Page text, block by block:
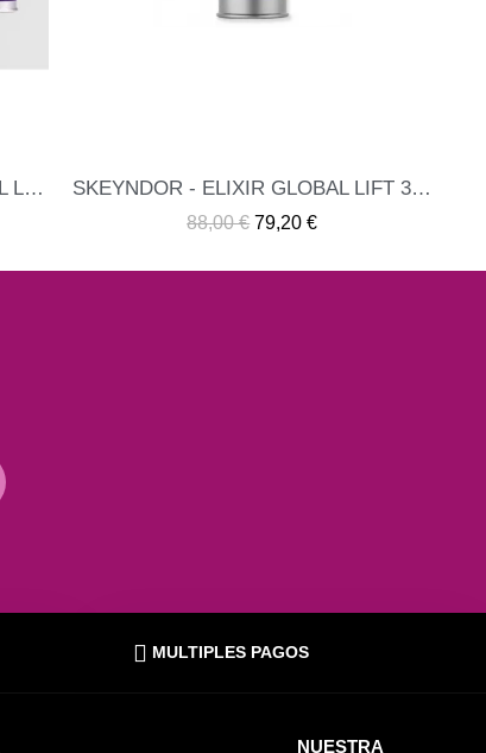
SKEYNDOR - ELIXIR GLOBAL LIFT 30 ML
MULTIPLES PAGOS
NUESTRA